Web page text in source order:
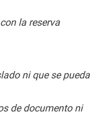
la reserva
ni que se pueda
de documento ni